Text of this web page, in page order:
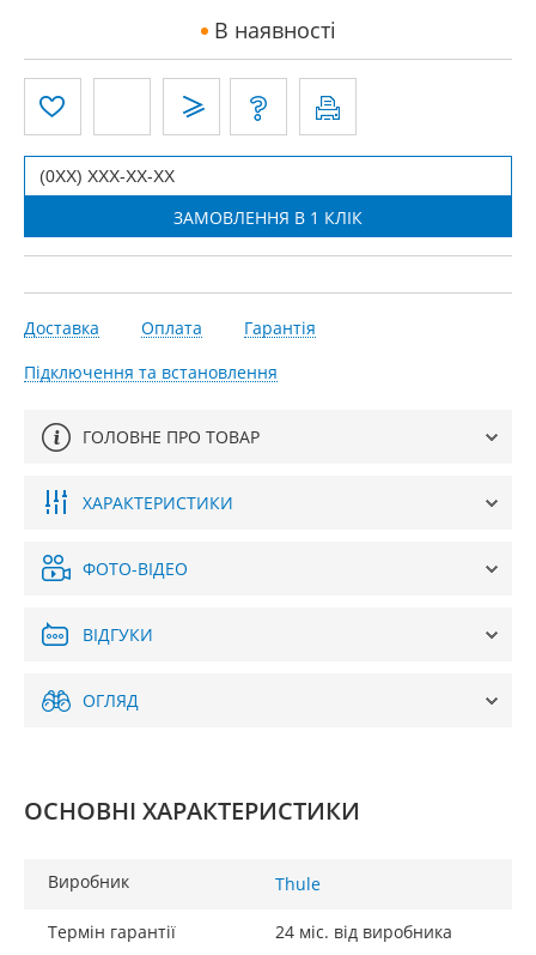
В наявності
Доставка Оплата
Гарантія
Підключення та встановлення
ГОЛОВНЕ ПРО ТОВАР
ХАРАКТЕРИСТИКИ
ФОТО-ВІДЕО
ВІДГУКИ
ОГЛЯД
ОСНОВНІ ХАРАКТЕРИСТИКИ
Виробник Thule
Термін гарантії
24 міс. від виробника